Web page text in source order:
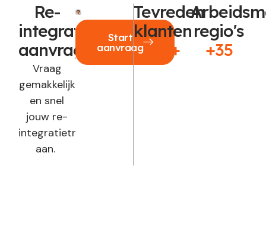
Re-
integratie
aanvragen?
Vraag
gemakkelijk
en snel
jouw re-
integratietraject
aan.
Start
aanvraag
Tevreden
klanten
250+
regio's
+35